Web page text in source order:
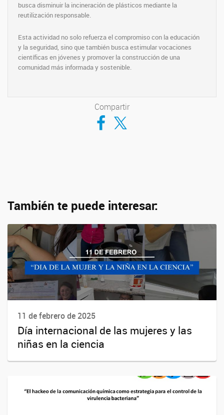
busca disminuir la incineración de plásticos mediante la
reutilización responsable.
Esta actividad no solo refuerza el compromiso con la educación
y la seguridad, sino que también busca estimular vocaciones
científicas en jóvenes y promover la construcción de una
comunidad más informada y sostenible.
Compartir
Compartir en Facebook
Compartir en Twitter
También te puede interesar:
11 de febrero de 2025
Día internacional de las mujeres y las
niñas en la ciencia